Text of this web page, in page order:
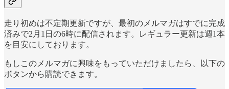
走り初めは不定期更新ですが、最初のメルマガはすでに完成
済みで2月1日の6時に配信されます。レギュラー更新は週1本
を目安にしております。
もしこのメルマガに興味をもっていただけましたら、以下の
ボタンから購読できます。